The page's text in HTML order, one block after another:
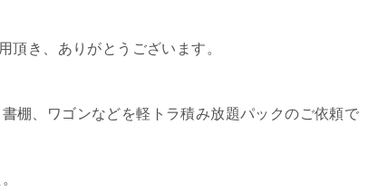
頂き、ありがとうございます。
棚、ワゴンなどを軽トラ積み放題パックのご依頼で